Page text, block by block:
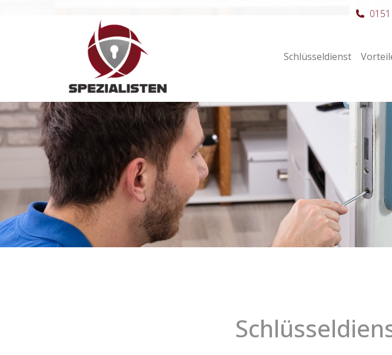
Hauptnavigation Schlüsseldienst